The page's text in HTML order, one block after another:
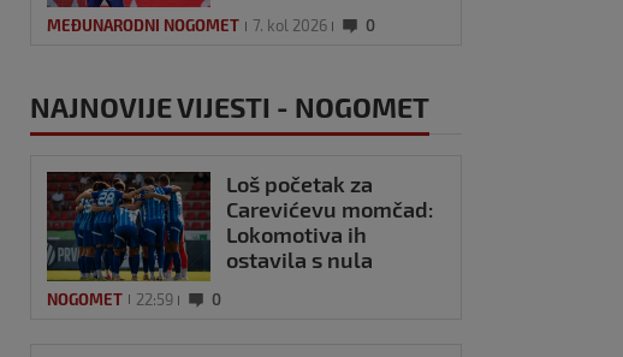
svijetu
MEĐUNARODNI NOGOMET 7. kol 2026 0
NAJNOVIJE VIJESTI - NOGOMET
Loš početak za
Carevićevu momčad:
Lokomotiva ih
ostavila s nula
NOGOMET 22:59 0